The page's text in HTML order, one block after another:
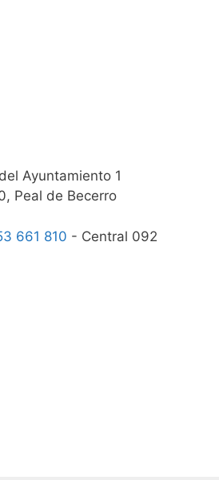
Ayuntamiento 1
Peal de Becerro
661 810 - Central 092